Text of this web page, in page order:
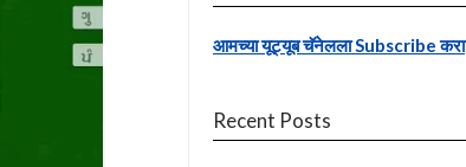
आमच्या यूट्यूब चॅनेलला Subscribe करा
Recent Posts